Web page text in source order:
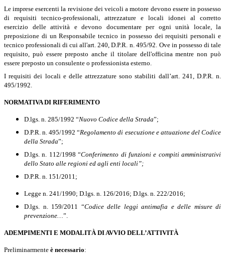
Le imprese esercenti la revisione dei veicoli a motore devono essere in possesso
di requisiti tecnico-professionali, attrezzature e locali idonei al corretto
esercizio delle attività e devono documentare per ogni unità locale, la
preposizione di un Responsabile tecnico in possesso dei requisiti personali e
tecnico professionali di cui all'art. 240, D.P.R. n. 495/92. Ove in possesso di tale
requisito, può essere preposto anche il titolare dell'officina mentre non può
essere preposto un consulente o professionista esterno.
I requisiti dei locali e delle attrezzature sono stabiliti dall’art. 241, D.P.R. n.
495/1992.
NORMATIVA DI RIFERIMENTO
D.lgs. n. 285/1992 “Nuovo Codice della Strada”;
D.P.R. n. 495/1992 “Regolamento di esecuzione e attuazione del Codice
della Strada”;
D.lgs. n. 112/1998 “Conferimento di funzioni e compiti amministrativi
dello Stato alle regioni ed agli enti locali”;
D.P.R. n. 151/2011;
Legge n. 241/1990; D.lgs. n. 126/2016; D.lgs. n. 222/2016;
D.lgs.
n. 159/2011 “Codice delle leggi antimafia e delle misure di
prevenzione… ”.
ADEMPIMENTI E MODALITÀ DI AVVIO DELL’ATTIVITÀ
Preliminarmente è necessario: